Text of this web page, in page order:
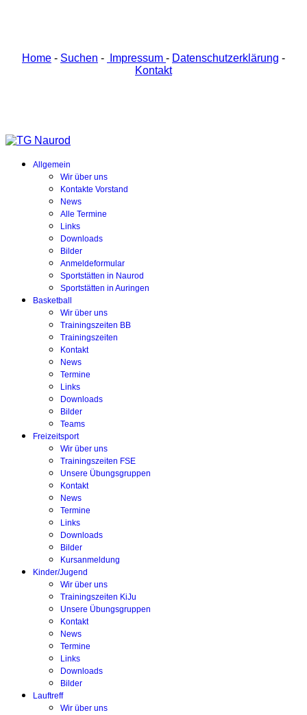
Home - Suchen - Impressum - Datenschutzerklärung -
Kontakt
Allgemein
Wir über uns
Kontakte Vorstand
News
Alle Termine
Links
Downloads
Bilder
Anmeldeformular
Sportstätten in Naurod
Sportstätten in Auringen
Basketball
Wir über uns
Trainingszeiten BB
Trainingszeiten
Kontakt
News
Termine
Links
Downloads
Bilder
Teams
Freizeitsport
Wir über uns
Trainingszeiten FSE
Unsere Übungsgruppen
Kontakt
News
Termine
Links
Downloads
Bilder
Kursanmeldung
Kinder/Jugend
Wir über uns
Trainingszeiten KiJu
Unsere Übungsgruppen
Kontakt
News
Termine
Links
Downloads
Bilder
Lauftreff
Wir über uns